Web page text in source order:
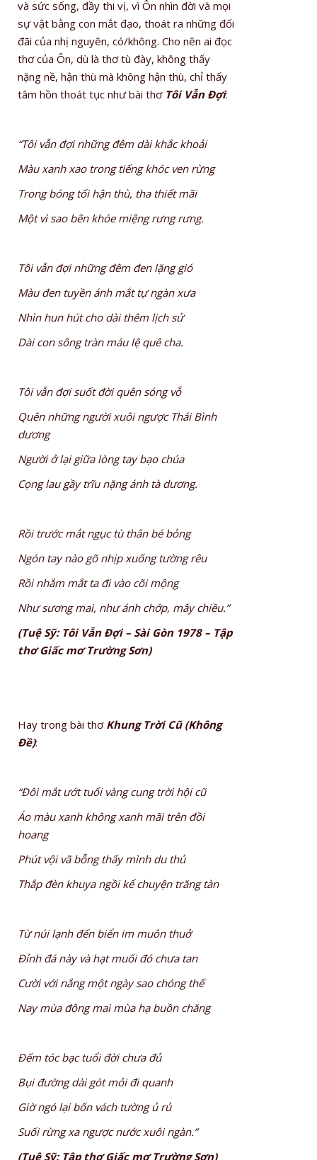
và sức sống, đầy thi vị, vì Ôn nhìn đời và mọi
sự vật bằng con mắt đạo, thoát ra những đối
đãi của nhị nguyên, có/không. Cho nên ai đọc
thơ của Ôn, dù là thơ tù đày, không thấy
nặng nề, hận thù mà không hận thù, chỉ thấy
tâm hồn thoát tục như bài thơ Tôi Vẫn Đợi:
“Tôi vẫn đợi những đêm dài khắc khoải
Màu xanh xao trong tiếng khóc ven rừng
Trong bóng tối hận thù, tha thiết mãi
Một vì sao bên khóe miệng rưng rưng.
Tôi vẫn đợi những đêm đen lặng gió
Màu đen tuyền ánh mắt tự ngàn xưa
Nhìn hun hút cho dài thêm lịch sử
Dài con sông tràn máu lệ quê cha.
Tôi vẫn đợi suốt đời quên sóng vỗ
Quên những người xuôi ngược Thái Bình
dương
Người ở lại giữa lòng tay bạo chúa
Cọng lau gầy trĩu nặng ánh tà dương.
Rồi trước mắt ngục tù thân bé bỏng
Ngón tay nào gõ nhịp xuống tường rêu
Rồi nhắm mắt ta đi vào cõi mộng
Như sương mai, như ánh chớp, mây chiều.”
(Tuệ Sỹ: Tôi Vẫn Đợi – Sài Gòn 1978 – Tập
thơ Giấc mơ Trường Sơn)
Hay trong bài thơ Khung Trời Cũ (Không
Đề):
“Đôi mắt ướt tuổi vàng cung trời hội cũ
Áo màu xanh không xanh mãi trên đồi
hoang
Phút vội vã bỗng thấy mình du thủ
Thắp đèn khuya ngồi kể chuyện trăng tàn
Từ núi lạnh đến biển im muôn thuở
Đỉnh đá này và hạt muối đó chưa tan
Cười với nắng một ngày sao chóng thế
Nay mùa đông mai mùa hạ buồn chăng
Đếm tóc bạc tuổi đời chưa đủ
Bụi đường dài gót mỏi đi quanh
Giờ ngó lại bốn vách tường ủ rủ
Suối rừng xa ngược nước xuôi ngàn.”
(Tuệ Sỹ: Tập thơ Giấc mơ Trường Sơn)